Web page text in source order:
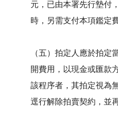
元，已由本署先行墊付
時，另需支付本項鑑定
（五）拍定人應於拍定
開費用，以現金或匯款
該程序者，其拍定視為
逕行解除拍賣契約，並